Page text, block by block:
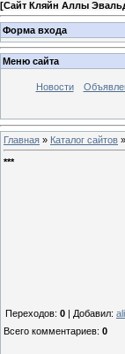
[Сайт Кляйн Аллы
Форма входа
Меню сайта
Новости
Главная » Каталог сайтов »
***
Переходов: 0 | Добавил:
Всего комментариев: 0